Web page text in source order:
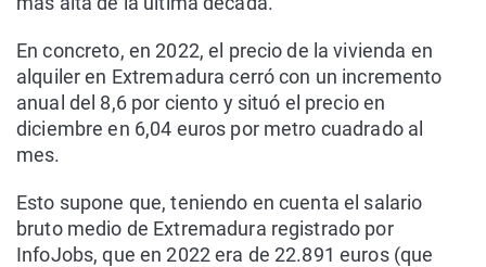
En concreto, en 2022, el precio de la vivienda en
alquiler en Extremadura cerró con un incremento
anual del 8,6 por ciento y situó el precio en
diciembre en 6,04 euros por metro cuadrado al
mes.
Esto supone que, teniendo en cuenta el salario
bruto medio de Extremadura registrado por
InfoJobs, que en 2022 era de 22.891 euros (que